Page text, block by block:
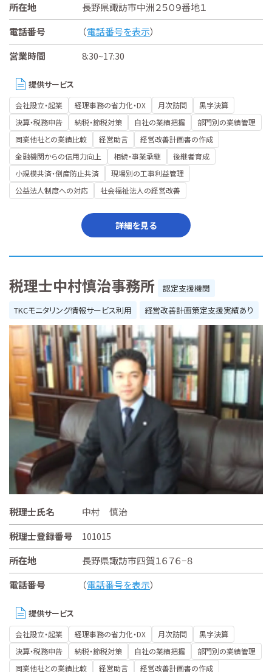
所在地
長野県諏訪市中洲２５０９番地１
電話番号
（電話番号を表示）
営業時間
8:30~17:30
提供サービス
会社設立・起業 経理事務の省力化・DX 月次訪問
黒字決算
決算・税務申告
納税・節税対策 自社の業績把握
部門別の業績管理
同業他社との業績比較
経営助言
経営改善計画書の作成
金融機関からの信用力向上
相続・事業承継
後継者育成
小規模共済・倒産防止共済
現場別の工事利益管理
公益法人制度への対応
社会福祉法人の経営改善
詳細を見る
税理士中村慎治事務所
認定支援機関
TKCモニタリング情報サービス利用
経営改善計画策定支援実績あり
税理士氏名
中村 慎治
税理士登録番号
101015
所在地
長野県諏訪市四賀１６７６−８
電話番号
（電話番号を表示）
提供サービス
会社設立・起業 経理事務の省力化・DX 月次訪問
黒字決算
決算・税務申告
納税・節税対策 自社の業績把握
部門別の業績管理
同業他社との業績比較
経営助言
経営改善計画書の作成